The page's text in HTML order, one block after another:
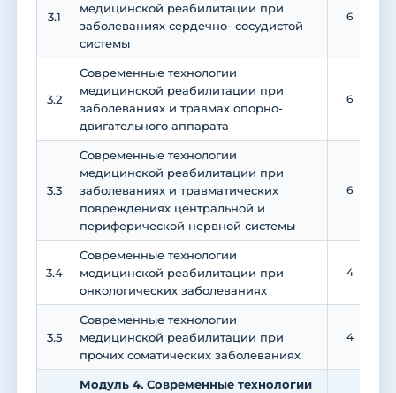
3.1
медицинской реабилитации при
заболеваниях сердечно- сосудистой
системы
6
3.2
Современные технологии
медицинской реабилитации при
заболеваниях и травмах опорно-
двигательного аппарата
6
3.3
Современные технологии
медицинской реабилитации при
заболеваниях и травматических
повреждениях центральной и
периферической нервной системы
6
3.4
Современные технологии
медицинской реабилитации при
онкологических заболеваниях
4
3.5
Современные технологии
медицинской реабилитации при
прочих соматических заболеваниях
4
Модуль 4. Современные технологии